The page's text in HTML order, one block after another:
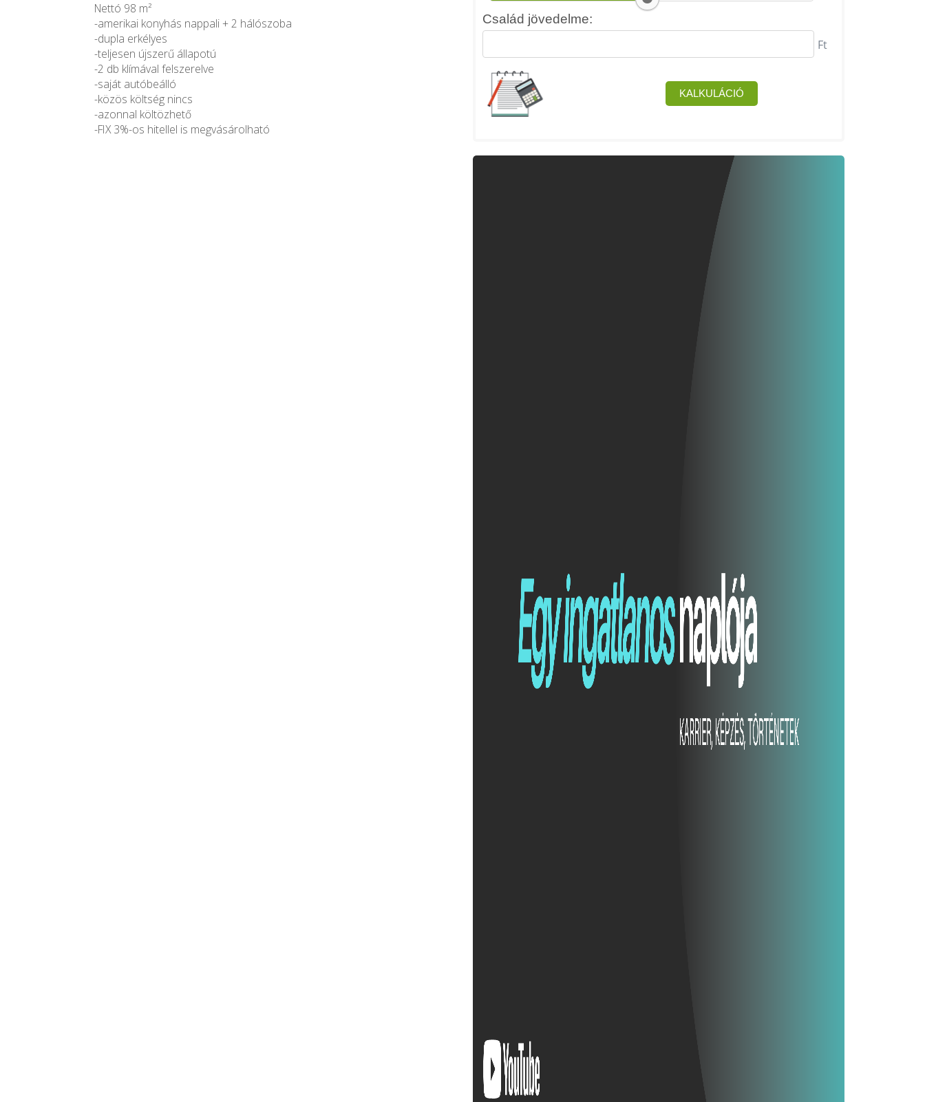
Nettó 98 m²
-amerikai konyhás nappali + 2 hálószoba
-dupla erkélyes
-teljesen újszerű állapotú
-2 db klímával felszerelve
-saját autóbeálló
-közös költség nincs
-azonnal költözhető
-FIX 3%-os hitellel is megvásárolható